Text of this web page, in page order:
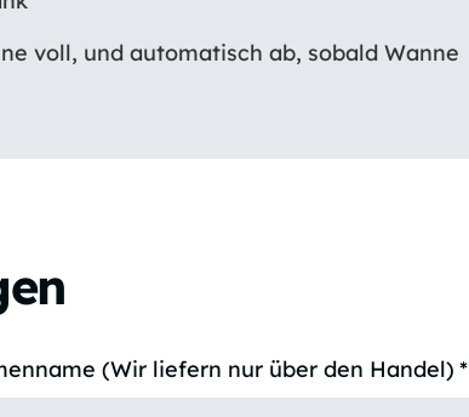
voll, und automatisch ab, sobald Wanne
(Wir liefern nur über den Handel) *